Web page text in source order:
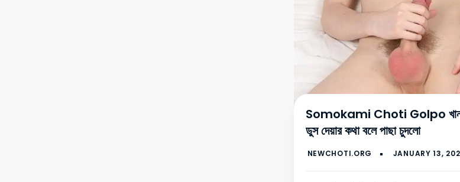
Somokami Choti Golpo খান
ডুস দেয়ার কথা বলে পাছা চুদলো